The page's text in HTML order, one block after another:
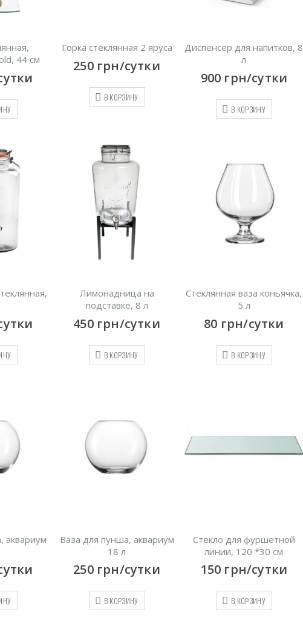
44 см
Горка стеклянная 2 яруса
250 грн/сутки
В КОРЗИНУ
Диспенсер для напитков, 8
л
900 грн/сутки
В КОРЗИНУ
Лимонадница на
подставке, 8 л
450 грн/сутки
В КОРЗИНУ
Стеклянная ваза коньячка,
5 л
80 грн/сутки
В КОРЗИНУ
аквариум
Ваза для пунша, аквариум
18 л
250 грн/сутки
В КОРЗИНУ
Стекло для фуршетной
линии, 120 *30 см
150 грн/сутки
В КОРЗИНУ